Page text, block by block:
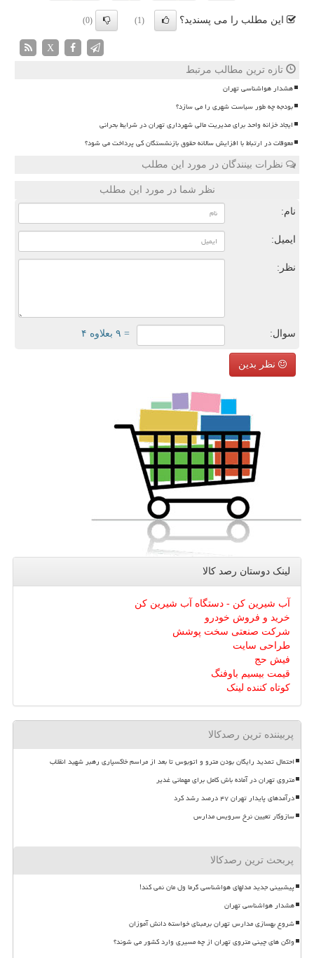
این مطلب را می پسندید؟ (1)
(0)
X
تازه ترین مطالب مرتبط
هشدار هواشناسی تهران
بودجه چه طور سیاست شهری را می سازد؟
ایجاد خزانه واحد برای مدیریت مالی شهرداری تهران در شرایط بحرانی
معوقات در ارتباط با افزایش سالانه حقوق بازنشستگان کی پرداخت می شود؟
نظرات بینندگان در مورد این مطلب
نظر شما در مورد این مطلب
نام:
ایمیل:
نظر:
سوال: = ۹ بعلاوه ۴
نظر بدین
لینک دوستان رصد كالا
آب شیرین کن - دستگاه آب شیرین کن
خرید و فروش خودرو
شرکت صنعتی سخت پوشش
طراحی سایت
فیش حج
قیمت بیسیم باوفنگ
کوتاه کننده لینک
پربیننده ترین رصدکالا
احتمال تمدید رایگان بودن مترو و اتوبوس تا بعد از مراسم خاکسپاری رهبر شهید انقلاب
متروی تهران در آماده باش کامل برای مهمانی غدیر
درآمدهای پایدار تهران ۴۷ درصد رشد کرد
سازوکار تعیین نرخ سرویس مدارس
پربحث ترین رصدکالا
پیشبینی جدید مدلهای هواشناسی گرما ول مان نمی کند!
هشدار هواشناسی تهران
شروع بهسازی مدارس تهران برمبنای خواسته دانش آموزان
واگن های چینی متروی تهران از چه مسیری وارد کشور می شوند؟